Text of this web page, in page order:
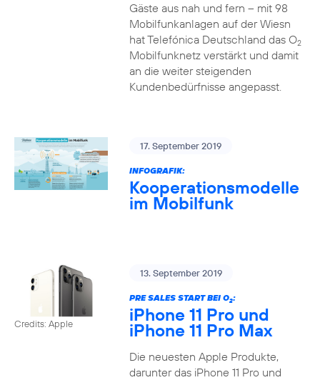
Gäste aus nah und fern – mit 98
Mobilfunkanlagen auf der Wiesn
hat Telefónica Deutschland das O2
Mobilfunknetz verstärkt und damit
an die weiter steigenden
Kundenbedürfnisse angepasst.
17. September 2019
INFOGRAFIK:
Kooperationsmodelle
im Mobilfunk
Credits: Apple
13. September 2019
PRE SALES START BEI O2:
iPhone 11 Pro und
iPhone 11 Pro Max
Die neuesten Apple Produkte,
darunter das iPhone 11 Pro und